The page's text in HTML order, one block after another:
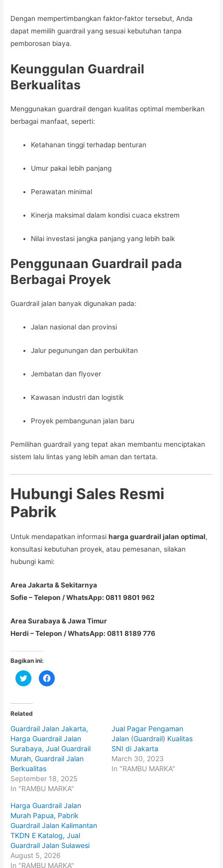
Dengan mempertimbangkan faktor-faktor tersebut, Anda
dapat memilih guardrail yang sesuai kebutuhan tanpa
pemborosan biaya.
Keunggulan Guardrail
Berkualitas
Menggunakan guardrail dengan kualitas optimal memberikan
berbagai manfaat, seperti:
Ketahanan tinggi terhadap benturan
Umur pakai lebih panjang
Perawatan minimal
Kinerja maksimal dalam kondisi cuaca ekstrem
Nilai investasi jangka panjang yang lebih baik
Penggunaan Guardrail pada
Berbagai Proyek
Guardrail jalan banyak digunakan pada:
Jalan nasional dan provinsi
Jalur pegunungan dan perbukitan
Jembatan dan flyover
Kawasan industri dan logistik
Proyek pembangunan jalan baru
Pemilihan guardrail yang tepat akan membantu menciptakan
sistem lalu lintas yang lebih aman dan tertata.
Hubungi Sales Resmi
Pabrik
Untuk mendapatkan informasiharga guardrail jalan optimal,
konsultasi kebutuhan proyek, atau pemesanan, silakan
hubungi kami:
Area Jakarta & Sekitarnya
Sofie – Telepon / WhatsApp: 0811 9801 962
Area Surabaya & Jawa Timur
Herdi – Telepon / WhatsApp: 0811 8189 776
Bagikan ini:
C
l
t
o
s
h
a
r
e
o
n
T
w
i
t
t
e
(
O
p
e
n
s
i
n
n
e
w
C
l
a
r
e
o
n
F
e
b
o
k
(
O
p
e
n
s
i
n
n
e
Related
Guardrail Jalan Jakarta,
Harga Guardrail Jalan
Surabaya, Jual Guardrail
Murah, Guardrail Jalan
Berkualitas
September 18, 2025
In "RAMBU MARKA"
Jual Pagar Pengaman
Jalan (Guardrail) Kualitas
SNI di Jakarta
March 30, 2023
In "RAMBU MARKA"
Harga Guardrail Jalan
Murah Papua, Pabrik
Guardrail Jalan Kalimantan
TKDN E Katalog, Jual
Guardrail Jalan Sulawesi
August 5, 2026
In "RAMBU MARKA"